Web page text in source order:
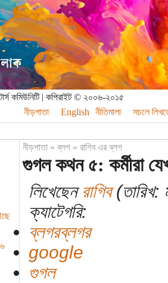
কমিউনিটি | কপিরাইট © ২০০৬-২০১৫
নীড়পাতা
English নীতিমালা সচলে
নীড়পাতা»ব্লগ» রাগিব এর ব্লগ
গুগল কথন ৫: কর্মীরা
লিখেছেনরাগিব(তারিখ:
ক্যাটেগরি:
ব্লগরব্লগর
google
গুগল